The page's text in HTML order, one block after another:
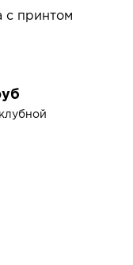
с принтом